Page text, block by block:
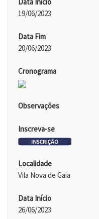
19/06/2023
Data Fim
20/06/2023
Cronograma
Observações
Inscreva-se
Localidade
Vila Nova de Gaia
Data Início
26/06/2023